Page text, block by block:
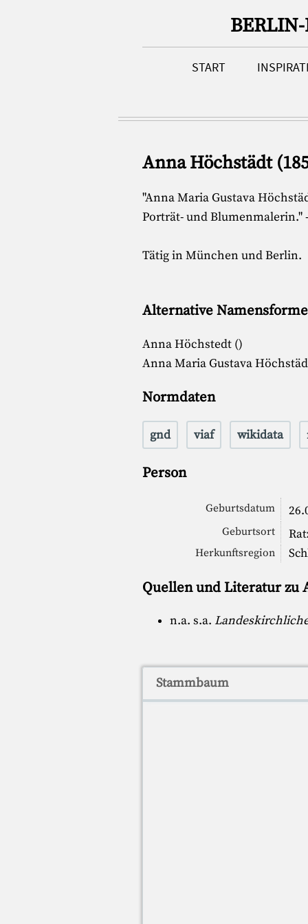
START
Anna Höchstädt
"Anna Maria Gustava
Porträt- und Blumenmalerin."
Tätig in München und Berlin.
Alternative
Anna Höchstedt ()
Anna Maria Gustava
Normdaten
gnd viaf wikidata
Person
Geburtsdatum
Geburtsort
Herkunftsregion
Quellen und Literatur zu
n.a. s.a.
Stammbaum